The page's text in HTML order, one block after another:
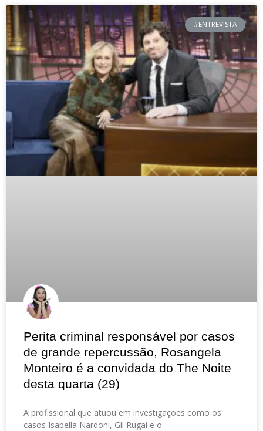
#ENTREVISTA
Perita criminal responsável por casos
de grande repercussão, Rosangela
Monteiro é a convidada do The Noite
desta quarta (29)
A profissional que atuou em investigações como os
casos Isabella Nardoni, Gil Rugai e o